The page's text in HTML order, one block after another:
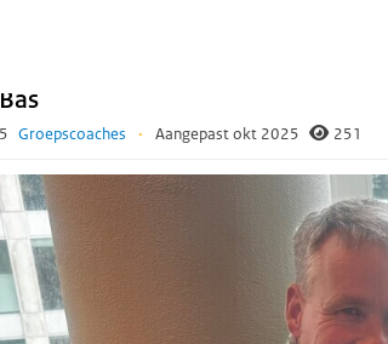
2025
het Innovator-certificaat
Groepscoaches · Aangepast okt 2025 251